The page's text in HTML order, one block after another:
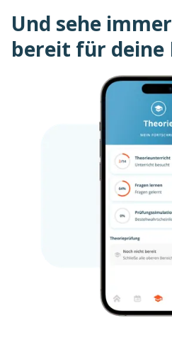
Und sehe
bereit für deine